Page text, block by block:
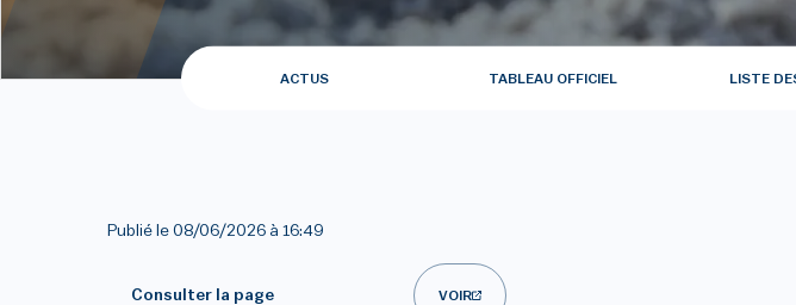
ACTUS TABLEAU OFFICIEL LISTE
Publié le 08/06/2026 à 16:49
Consulter la page
VOIR